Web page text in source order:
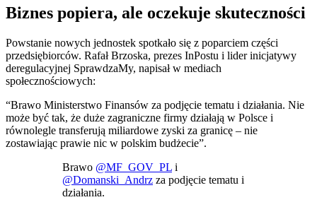
Biznes popiera, ale oczekuje skuteczności
Powstanie nowych jednostek spotkało się z poparciem części
przedsiębiorców. Rafał Brzoska, prezes InPostu i lider inicjatywy
deregulacyjnej SprawdzaMy, napisał w mediach
społecznościowych:
“Brawo Ministerstwo Finansów za podjęcie tematu i działania. Nie
może być tak, że duże zagraniczne firmy działają w Polsce i
równolegle transferują miliardowe zyski za granicę – nie
zostawiając prawie nic w polskim budżecie”.
Brawo @MF_GOV_PL i
@Domanski_Andrz za podjęcie tematu i
działania.